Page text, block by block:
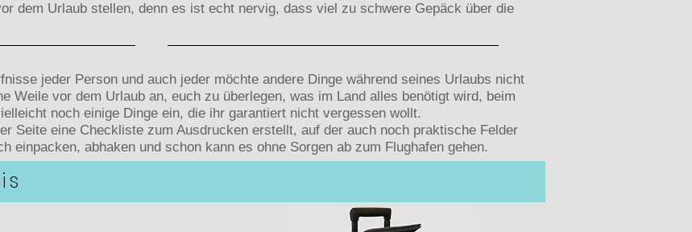
dem Urlaub stellen, denn es ist echt nervig, dass viel zu schwere Gepäck über die
jeder Person und auch jeder möchte andere Dinge während seines Urlaubs nicht
Weile vor dem Urlaub an, euch zu überlegen, was im Land alles benötigt wird, beim
noch einige Dinge ein, die ihr garantiert nicht vergessen wollt.
Seite eine Checkliste zum Ausdrucken erstellt, auf der auch noch praktische Felder
einpacken, abhaken und schon kann es ohne Sorgen ab zum Flughafen gehen.